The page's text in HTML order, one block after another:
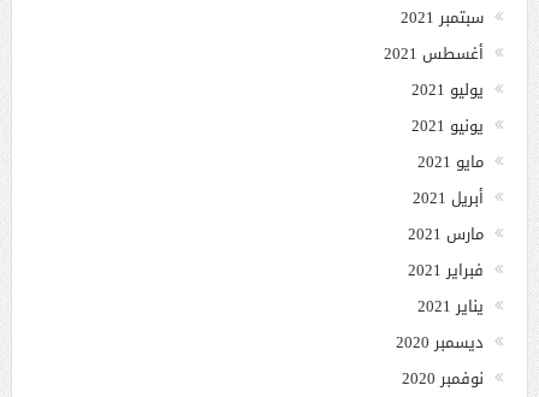
سبتمبر 2021
أغسطس 2021
يوليو 2021
يونيو 2021
مايو 2021
أبريل 2021
مارس 2021
فبراير 2021
يناير 2021
ديسمبر 2020
نوفمبر 2020